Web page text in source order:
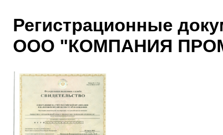
Регистрационные
ООО "КОМПАНИЯ